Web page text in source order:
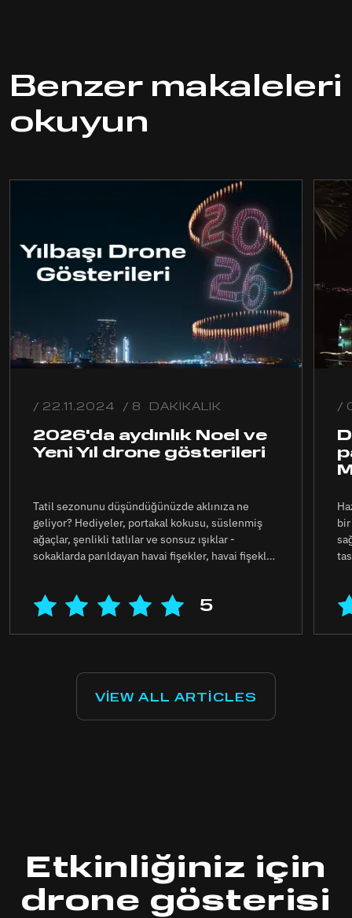
Benzer makaleleri
okuyun
22.11.2024 8 DAKİKALIK
2026'da aydınlık Noel ve
Yeni Yıl drone gösterileri
Tatil sezonunu düşündüğünüzde aklınıza ne
geliyor? Hediyeler, portakal kokusu, süslenmiş
ağaçlar, şenlikli tatlılar ve sonsuz ışıklar -
sokaklarda parıldayan havai fişekler, havai fişekler,
5
VIEW ALL ARTICLES
Etkinliğiniz için
drone gösterisi